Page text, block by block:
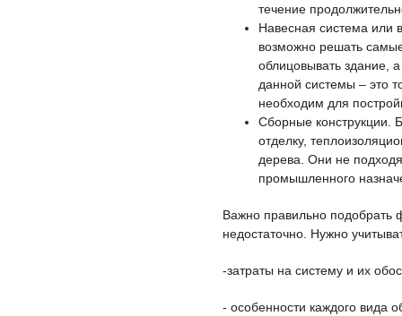
течение
Навесная система или
возможно решать
облицовывать здание,
данной системы – это
необходим для
Сборные конструкции.
отделку,
дерева. Они не
промышленного
Важно правильно подобрать
недостаточно. Нужно
-затраты на систему и их
- особенности каждого вида